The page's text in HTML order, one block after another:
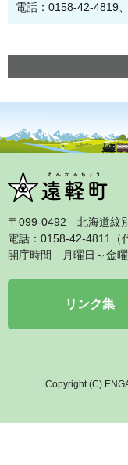
電話：0158-42-4819
〒099‐0492 北海道紋
電話：0158‐42‐4811（
開庁時間 月曜日～金
リンク集
Copyright (C)